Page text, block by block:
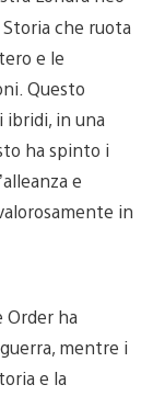
che ruota
e le
Questo
in una
ha spinto i
e
in
Order ha
mentre i
e la